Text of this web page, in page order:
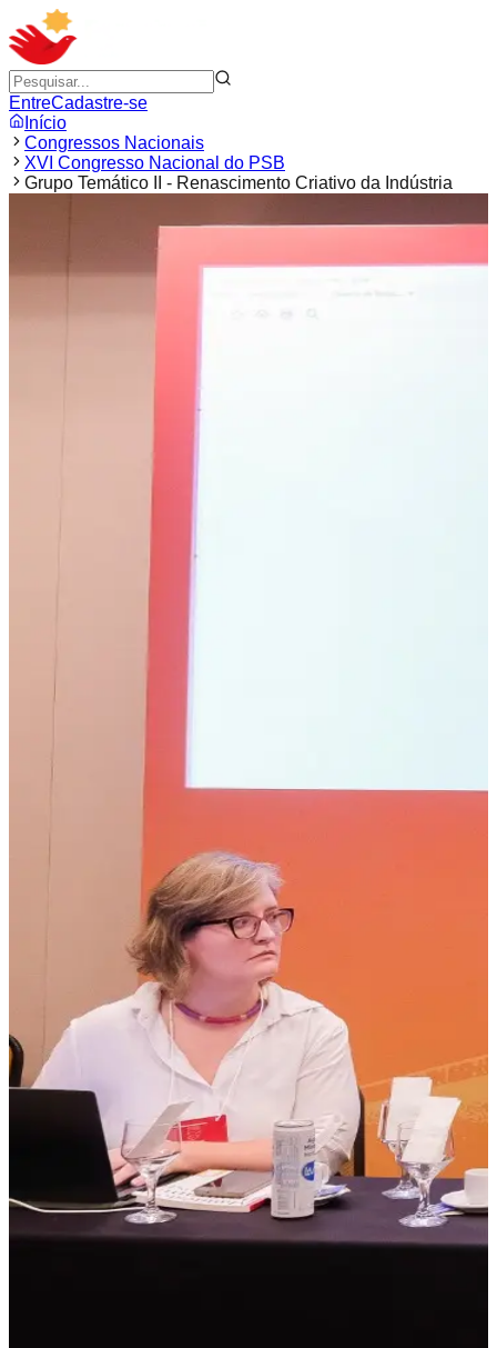
EntreCadastre-se
Início
Congressos Nacionais
XVI Congresso Nacional do PSB
Grupo Temático II - Renascimento Criativo da Indústria